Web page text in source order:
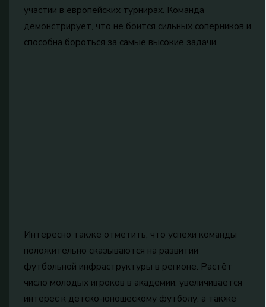
участии в европейских турнирах. Команда
демонстрирует, что не боится сильных соперников и
способна бороться за самые высокие задачи.
Интересно также отметить, что успехи команды
положительно сказываются на развитии
футбольной инфраструктуры в регионе. Растёт
число молодых игроков в академии, увеличивается
интерес к детско-юношескому футболу, а также